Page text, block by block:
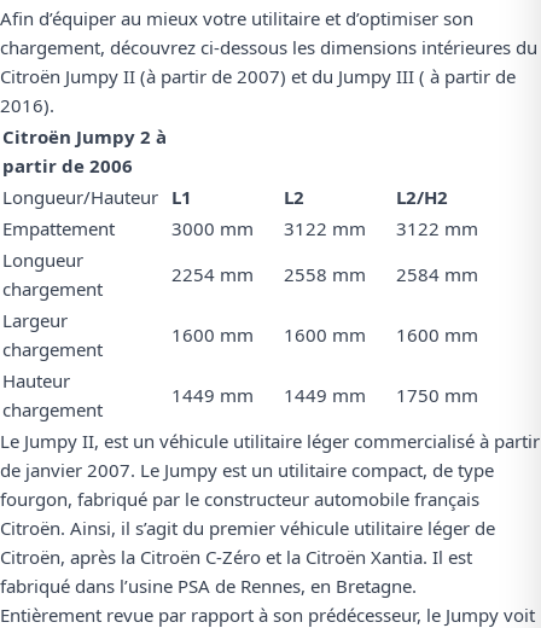
Afin d’équiper au mieux votre utilitaire et d’optimiser son
chargement, découvrez ci-dessous les dimensions intérieures du
Citroën Jumpy II (à partir de 2007) et du Jumpy III ( à partir de
2016).
Citroën Jumpy 2 à
partir de 2006
Longueur/Hauteur L1 L2
L2/H2
Empattement
3000 mm 3122 mm
3122 mm
Longueur
chargement
2254 mm 2558 mm
2584 mm
Largeur
chargement
1600 mm 1600 mm
1600 mm
Hauteur
chargement
1449 mm 1449 mm
1750 mm
Le Jumpy II, est un véhicule utilitaire léger commercialisé à partir
de janvier 2007. Le Jumpy est un utilitaire compact, de type
fourgon, fabriqué par le constructeur automobile français
Citroën. Ainsi, il s’agit du premier véhicule utilitaire léger de
Citroën, après la Citroën C-Zéro et la Citroën Xantia. Il est
fabriqué dans l’usine PSA de Rennes, en Bretagne.
Entièrement revue par rapport à son prédécesseur, le Jumpy voit